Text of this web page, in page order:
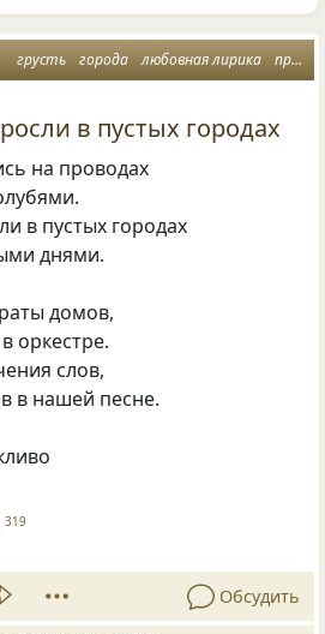
грусть города любовная лирика провода
в пустых городах
на проводах
в пустых городах
днями.
домов,
оркестре.
слов,
в нашей песне.
319
Обсудить